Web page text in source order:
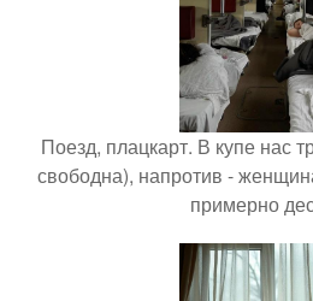
Поезд, плацкарт. В купе нас
свободна), напротив -
примерно